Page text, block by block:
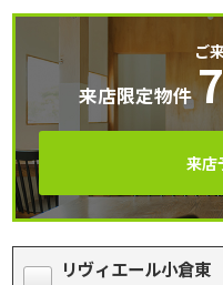
ご
来店限定物件
来店
リヴィエール小倉